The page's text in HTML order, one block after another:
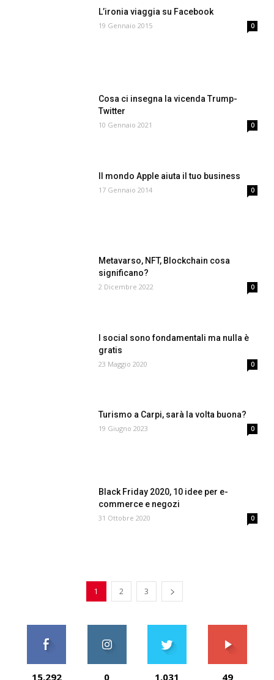
L’ironia viaggia su Facebook
19 Gennaio 2015 0
Cosa ci insegna la vicenda Trump-
Twitter
10 Gennaio 2021 0
Il mondo Apple aiuta il tuo business
17 Gennaio 2014 0
Metavarso, NFT, Blockchain cosa
significano?
2 Dicembre 2022 0
I social sono fondamentali ma nulla è
gratis
23 Maggio 2020 0
Turismo a Carpi, sarà la volta buona?
19 Giugno 2023 0
Black Friday 2020, 10 idee per e-
commerce e negozi
31 Ottobre 2020 0
1 2 3
15,292 0 1,031 49